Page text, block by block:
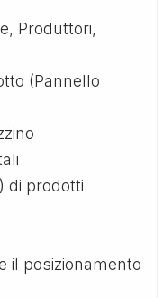
Produttori,
(Pannello
di prodotti
il posizionamento